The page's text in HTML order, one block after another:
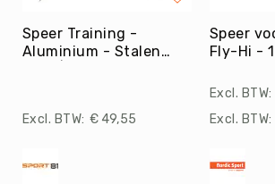
Gymnastiek
Vechtsport
Voetbal
Speer Training -
Aluminium - Stalen
€ 49,55
Speer
Fly-Hi -